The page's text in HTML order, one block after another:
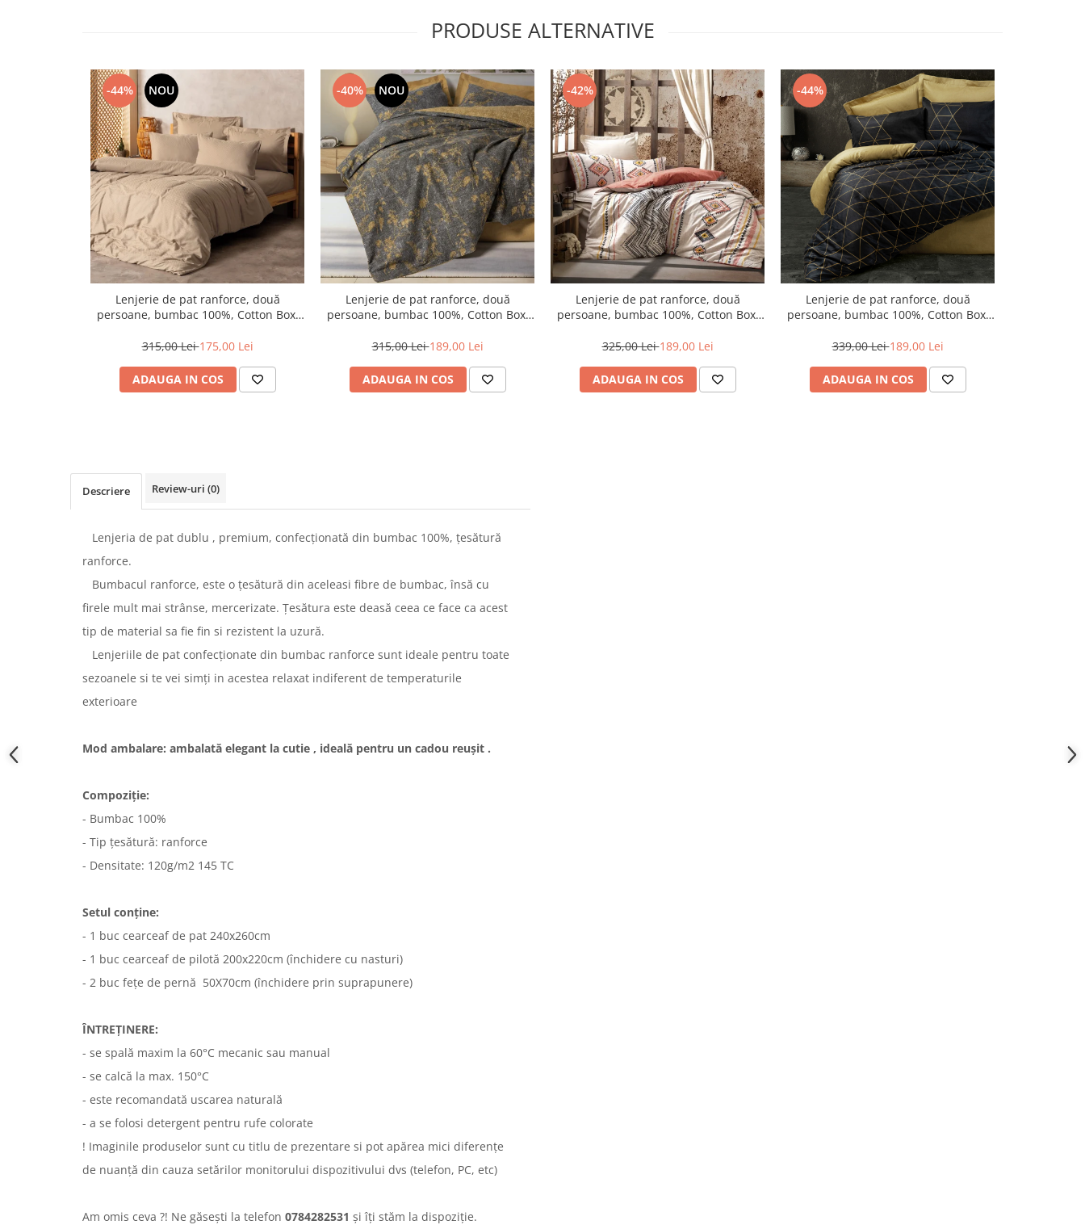
PRODUSE ALTERNATIVE
-44% NOU
Lenjerie de pat ranforce, două
persoane, bumbac 100%, Cotton Box,
315,00 Lei175,00 Lei
ADAUGA IN COS
-40% NOU
Lenjerie de pat ranforce, două
persoane, bumbac 100%, Cotton Box,
315,00 Lei189,00 Lei
ADAUGA IN COS
-42%
Lenjerie de pat ranforce, două
persoane, bumbac 100%, Cotton Box,
325,00 Lei189,00 Lei
ADAUGA IN COS
-44%
Lenjerie de pat ranforce, două
persoane, bumbac 100%, Cotton Box,
339,00 Lei189,00 Lei
ADAUGA IN COS
Descriere Review-uri (0)
Lenjeria de pat dublu , premium, confecționată din bumbac 100%, țesătură
ranforce.
Bumbacul ranforce, este o țesătură din aceleasi fibre de bumbac, însă cu
firele mult mai strânse, mercerizate. Țesătura este deasă ceea ce face ca acest
tip de material sa fie fin si rezistent la uzură.
Lenjeriile de pat confecționate din bumbac ranforce sunt ideale pentru toate
sezoanele si te vei simți in acestea relaxat indiferent de temperaturile
exterioare
Mod ambalare: ambalată elegant la cutie , ideală pentru un cadou reușit .
Compoziție:
- Bumbac 100%
- Tip țesătură: ranforce
- Densitate: 120g/m2 145 TC
Setul conține:
- 1 buc cearceaf de pat 240x260cm
- 1 buc cearceaf de pilotă 200x220cm (închidere cu nasturi)
- 2 buc fețe de pernă 50X70cm (închidere prin suprapunere)
ÎNTREȚINERE:
- se spală maxim la 60°C mecanic sau manual
- se calcă la max. 150°C
- este recomandată uscarea naturală
- a se folosi detergent pentru rufe colorate
! Imaginile produselor sunt cu titlu de prezentare si pot apărea mici diferențe
de nuanță din cauza setărilor monitorului dispozitivului dvs (telefon, PC, etc)
Am omis ceva ?! Ne găsești la telefon 0784282531 și îți stăm la dispoziție.